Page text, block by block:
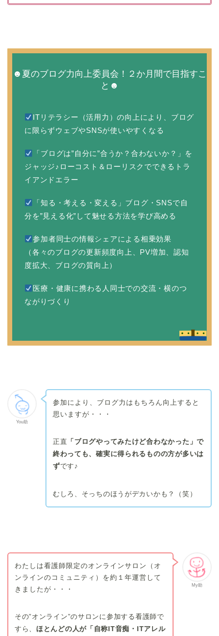
☻夏のブログ力向上委員会！２か月間で目指すこ
と☻
ITリテラシー（活用力）の向上により、ブログ
に限らずウェブやSNSが使いやすくなる
「ブログは”自分に”合うか？合わないか？」を
ジャッジ♪ローコスト＆ローリスクでできるトラ
イアンドエラー
「知る・考える・変える」ブログ・SNSで自
分を”見える化”して魅せる方法を学び高める
参加者同士の情報シェアによる相乗効果
（各々のブログの更新頻度向上、PV増加、認知
度拡大、ブログの質向上）
医療・健康に携わる人同士での交流・横のつ
ながりづくり
You助
参加により、ブログ力はもちろん向上すると
思いますが・・・
正直 「ブログやってみたけど合わなかった」で
終わっても、確実に得られるものの方が多いは
ずです♪
むしろ、そっちのほうがデカいかも？（笑）
My助
わたしは看護師限定のオンラインサロン（オ
ンラインのコミュニティ）を約１年運営して
きましたが・・・
その”オンライン”のサロンに参加する看護師で
すら、 ほとんどの人が「自称IT音痴・ITアレル